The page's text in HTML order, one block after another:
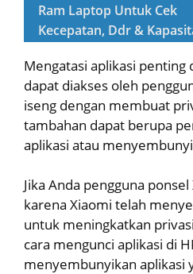
Ram Laptop Untuk Cek
Kecepatan, Ddr &
Mengatasi aplikasi penting
dapat diakses oleh
iseng dengan membuat
tambahan dapat berupa
aplikasi atau
Jika Anda pengguna
karena Xiaomi telah
untuk meningkatkan
cara mengunci aplikasi di
menyembunyikan aplikasi